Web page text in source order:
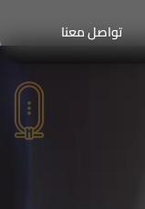
تواصل معنا